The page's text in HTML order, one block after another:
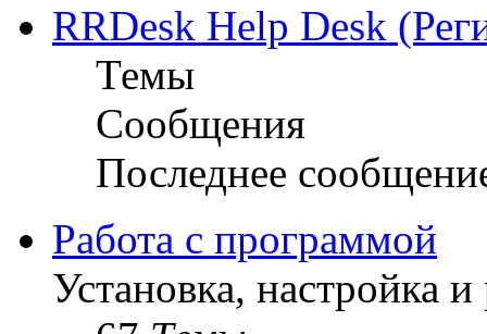
RRDesk Help Desk
Темы
Сообщения
Последнее
Работа с программой
Установка, настройка